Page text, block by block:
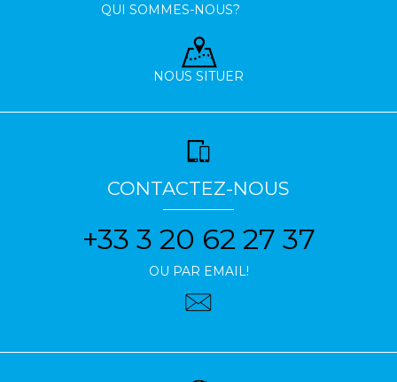
QUI SOMMES-NOUS?
NOUS SITUER
CONTACTEZ-NOUS
+33 3 20 62 27 37
OU PAR EMAIL!